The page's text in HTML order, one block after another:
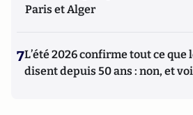
Paris et Alger
7L’été 2026 confirme tout ce que
disent depuis 50 ans : non, et